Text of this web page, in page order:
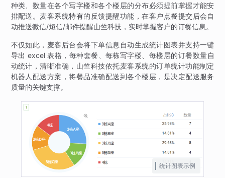
种类、数量在各个写字楼和各个楼层的分布必须提前掌握才能安
排配送。麦客系统特有的反馈提醒功能，在客户点餐提交后会自
动推送微信/短信/邮件提醒山竺科技，实时掌握客户的订餐信息。
不仅如此，麦客后台会将下单信息自动生成统计图表并支持一键
导出 excel 表格，每种套餐、每栋写字楼、每楼层的订餐数量自
动统计，清晰准确，山竺科技依托麦客系统的订单统计功能制定
机器人配送方案，将餐品准确配送到各个楼层，是决定配送服务
质量的关键支撑。
统计图表示例